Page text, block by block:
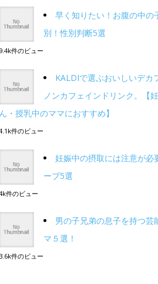
早く知りたい！お腹の中の
別！性別判断5選
9.4k件のビュー
KALDIで選ぶおいしいデカ
ノンカフェインドリンク。【
ん・授乳中のママにおすすめ】
件のビュー
妊娠中の摂取には注意が必
ーブ5選
件のビュー
男の子兄弟の息子を持つ芸
マ５選！
3.6k件のビュー